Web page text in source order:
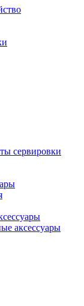
сервировки
аксессуары